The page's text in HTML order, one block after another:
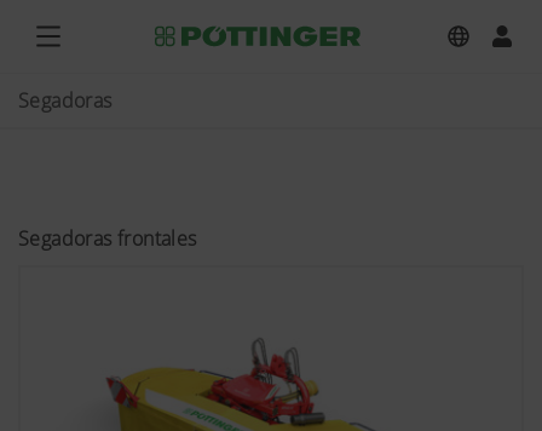
Segadoras
Segadoras frontales